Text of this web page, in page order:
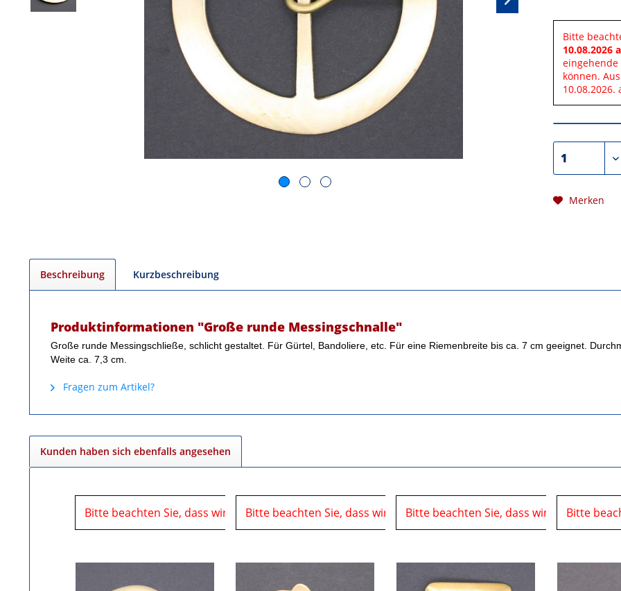
Bitte
10.08.2026
können.
Merken
Beschreibung Kurzbeschreibung
Produktinformationen "Große runde Messingschnalle"
Große runde Messingschließe, schlicht gestaltet. Für Gürtel, Bandoliere, etc. Für eine Riemenbreite bis ca. 7 cm geeignet.
Weite ca. 7,3 cm.
Fragen zum Artikel?
Kunden haben sich ebenfalls angesehen
Bitte beachten Sie, dass wir uns in der Zeit vom06.08.2026 bis 10.08.2026 auf einer Veranstaltung
Bitte beachten Sie, dass wir uns in der Zeit vom06.08.2026 bis
Bitte beachten Sie, dass wir uns in der
Bitte